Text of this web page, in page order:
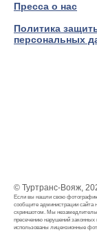
Пресса о нас
Политика
персональных
© Туртранс-Вояж,
Если вы нашли свою
сообщите администрации сайта
скриншотом. Мы
пресечению нарушений
использованы лицензионные